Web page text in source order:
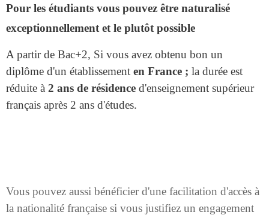
Pour les étudiants vous pouvez être naturalisé
exceptionnellement et le plutôt possible
A partir de Bac+2, Si vous avez obtenu bon un
diplôme d'un établissement en France ; la durée est
réduite à 2 ans de résidence d'enseignement supérieur
français après 2 ans d'études.
Vous pouvez aussi bénéficier d'une facilitation d'accès à
la nationalité française si vous justifiez un engagement